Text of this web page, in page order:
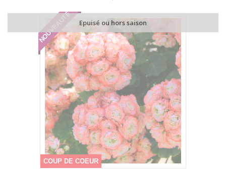
Epuisé ou hors saison
COUP DE COEUR
NOUVEAUTÉ